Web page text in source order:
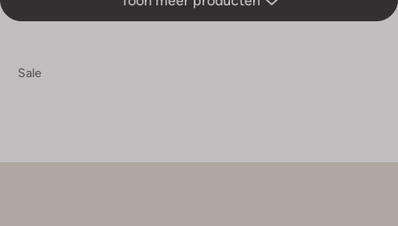
Sale